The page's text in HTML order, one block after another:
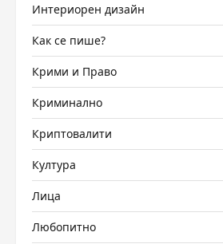
Интериорен дизайн
Как се пише?
Крими и Право
Криминално
Криптовалити
Култура
Лица
Любопитно